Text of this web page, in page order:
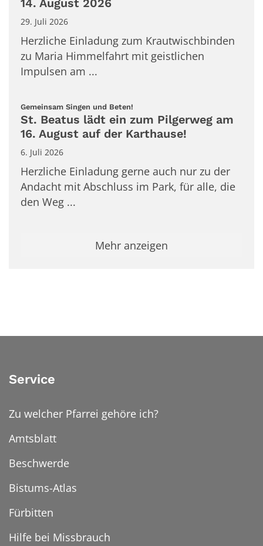
14. August 2026
29. Juli 2026
Herzliche Einladung zum Krautwischbinden
zu Maria Himmelfahrt mit geistlichen
Impulsen am ...
Gemeinsam Singen und Beten!
St. Beatus lädt ein zum Pilgerweg am
16. August auf der Karthause!
6. Juli 2026
Herzliche Einladung gerne auch nur zu der
Andacht mit Abschluss im Park, für alle, die
den Weg ...
Mehr anzeigen
Service
Zu welcher Pfarrei gehöre ich?
Amtsblatt
Beschwerde
Bistums-Atlas
Fürbitten
Hilfe bei Missbrauch